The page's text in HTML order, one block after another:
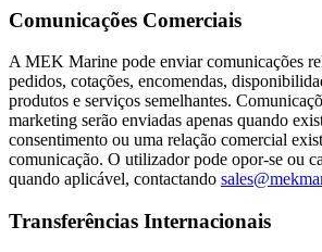
Comunicações Comerciais
A MEK Marine pode enviar comunicações
pedidos, cotações, encomendas,
produtos e serviços semelhantes.
marketing serão enviadas apenas quando
consentimento ou uma relação comercial
comunicação. O utilizador pode opor-se ou
quando aplicável, contactando
Transferências Internacionais